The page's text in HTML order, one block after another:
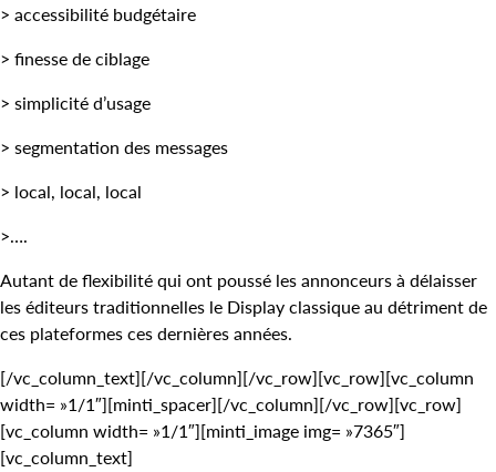
> accessibilité budgétaire
> finesse de ciblage
> simplicité d’usage
> segmentation des messages
> local, local, local
>….
Autant de flexibilité qui ont poussé les annonceurs à délaisser
les éditeurs traditionnelles le Display classique au détriment de
ces plateformes ces dernières années.
[/vc_column_text][/vc_column][/vc_row][vc_row][vc_column
width= »1/1″][minti_spacer][/vc_column][/vc_row][vc_row]
[vc_column width= »1/1″][minti_image img= »7365″]
[vc_column_text]